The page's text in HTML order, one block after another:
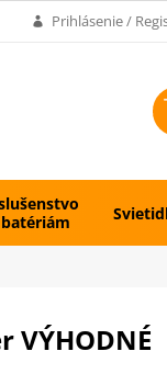
Prihlásenie /
VÝHODNÉ